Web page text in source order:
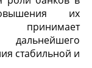
их
принимает
стабильной и